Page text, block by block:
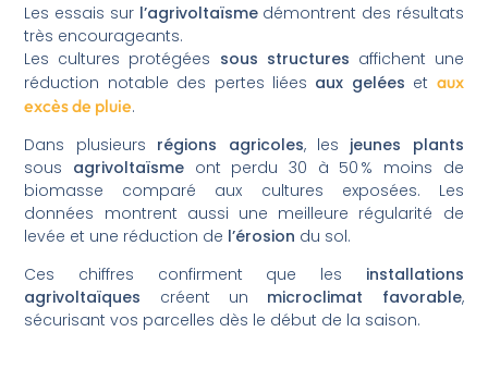
Les essais sur l’agrivoltaïsmedémontrent des résultats
très encourageants.
Les cultures protégées sous structures affichent une
réduction notable des pertes liées aux gelées et aux
excès de pluie.
Dans plusieurs régions agricoles, les jeunes plants
sous agrivoltaïsme ont perdu 30 à 50 % moins de
biomasse comparé aux cultures exposées. Les
données montrent aussi une meilleure régularité de
levée et une réduction de l’érosion du sol.
Ces chiffres confirment que les installations
agrivoltaïques créent un microclimat favorable,
sécurisant vos parcelles dès le début de la saison.